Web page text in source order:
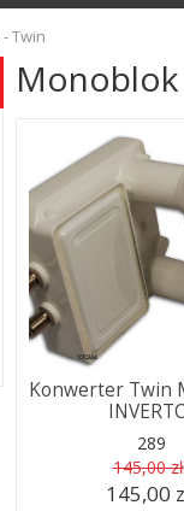
Twin
Monoblok
Konwerter Twin
289
145,00 zł
145,00